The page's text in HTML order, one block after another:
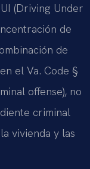
(Driving Under
de
de
el Va. Code §
offense), no
criminal
vivienda y las